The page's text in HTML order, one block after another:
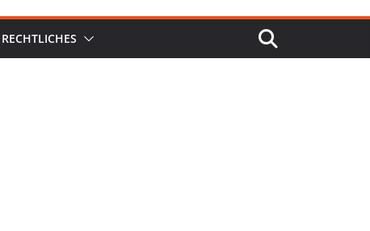
RECHTLICHES